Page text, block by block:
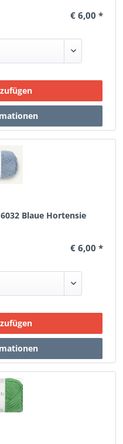
€ 6,00 *
Blaue Hortensie
€ 6,00 *